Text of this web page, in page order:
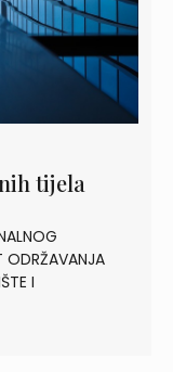
tijela
ODRŽAVANJA
I